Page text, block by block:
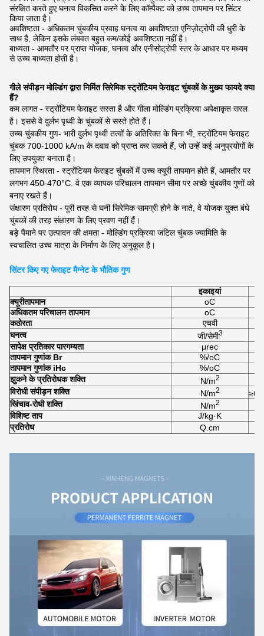
संरक्षित करते हुए घनत्व विकसित करने के लिए कॉम्पैक्ट को उच्च तापमान पर सिंटर
किया जाता है।
अवशिष्टता - अधिकतम चुंबकीय प्रवाह घनत्व या अवशिष्टता एनिज़ोट्रोपी की धुरी के
साथ है, लेकिन इसके लंबवत बहुत कम/कोई अवशिष्टता नहीं है।
बाध्यता - आमतौर पर प्राप्त योजक, घनत्व और एनीसोट्रोपी स्तर के आधार पर मध्यम
से उच्च बाध्यता होती है।
गीले संपीड़न मोल्डिंग द्वारा निर्मित सिरेमिक स्ट्रोंटियम फेराइट चुंबकों के मुख्य फायदे क्या
हैं?
कम लागत - स्ट्रोंटियम फेराइट सस्ता है और गीला मोल्डिंग प्रक्रिया अपेक्षाकृत सरल
है। इससे वे दुर्लभ पृथ्वी के चुंबकों से सस्ते होते हैं।
उच्च चुंबकीय गुण- भारी दुर्लभ पृथ्वी तत्वों के अतिरिक्त के बिना भी, स्ट्रोंटियम फेराइट
चुंबक 700-1000 kA/m के दबाव को प्राप्त कर सकते हैं, जो उन्हें कई अनुप्रयोगों के
लिए उपयुक्त बनाता है।
तापमान स्थिरता - स्ट्रोंटियम फेराइट चुंबकों में उच्च क्यूरी तापमान होते हैं, आमतौर पर
लगभग 450-470°C. वे एक व्यापक परिचालन तापमान सीमा पर अच्छे चुंबकीय गुणों को
बनाए रखते हैं।
संक्षारण प्रतिरोध - पूरी तरह से घनी सिरेमिक सामग्री होने के नाते, वे योजक युक्त बंधे
चुंबकों की तरह संक्षारण के लिए प्रवण नहीं हैं।
बड़े पैमाने पर उत्पादन की क्षमता - मोल्डिंग प्रक्रिया जटिल चुंबक ज्यामिति के
स्वचालित उच्च मात्रा के निर्माण के लिए अनुकूल है।
सिंटर किए गए फेराइट मैग्नेट के भौतिक गुण
इकाइयां
क्यूरीतापमान
oC
अधिकतम परिचालन तापमान
oC
कठोरता
एचवी
घनत्व
जी/सेमी3
सापेक्ष प्रतिकार पारगम्यता
μrec
तापमान गुणांक Br
%/oC
तापमान गुणांक iHc
%/oC
झुकने के प्रतिरोधक शक्ति
N/m2
विरोधी संपीड़न शक्ति N/m2
खिंचाव-रोधी शक्ति
N/m2
विशिष्ट ताप
J/kg·K
प्रतिरोध
Q.cm